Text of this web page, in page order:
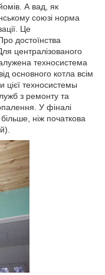
А вад, як
союзі норма
Це
достоїнства
централізованого
техносистема
основного котла всім
цієї техносистемы
з ремонту та
У фіналі
ніж початкова